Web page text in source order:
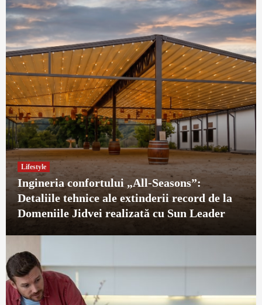
Lifestyle
Ingineria confortului „All-Seasons”:
Detaliile tehnice ale extinderii record de la
Domeniile Jidvei realizată cu Sun Leader